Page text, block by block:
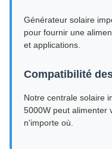
Générateur solaire
pour fournir une
et applications.
Compatibilité
Notre centrale solaire
5000W peut alimenter
n'importe où.